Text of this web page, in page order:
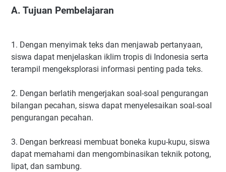
A. Tujuan Pembelajaran
1. Dengan menyimak teks dan menjawab pertanyaan,
siswa dapat menjelaskan iklim tropis di Indonesia serta
terampil mengeksplorasi informasi penting pada teks.
2. Dengan berlatih mengerjakan soal-soal pengurangan
bilangan pecahan, siswa dapat menyelesaikan soal-soal
pengurangan pecahan.
3. Dengan berkreasi membuat boneka kupu-kupu, siswa
dapat memahami dan mengombinasikan teknik potong,
lipat, dan sambung.